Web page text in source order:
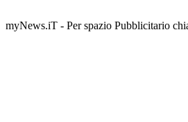
myNews.iT - Per spazio Pubblicitario